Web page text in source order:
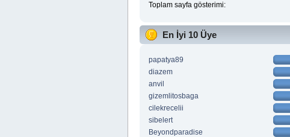
Toplam sayfa gösterimi:
En İyi 10 Üye
papatya89
diazem
anvil
gizemlitosbaga
cilekrecelii
sibelert
Beyondparadise